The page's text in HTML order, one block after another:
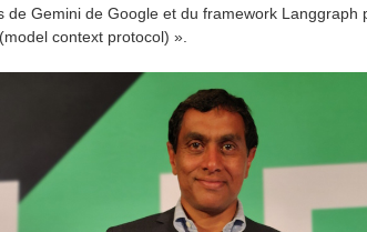
de Gemini de Google et du framework Langgraph
context protocol) ».